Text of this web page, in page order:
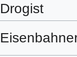
Drogist